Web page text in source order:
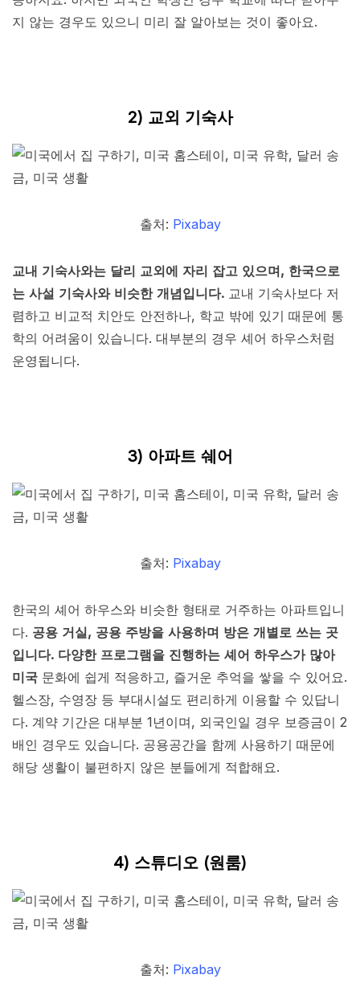
지 않는 경우도 있으니 미리 잘 알아보는 것이 좋아요.
2) 교외 기숙사
출처: Pixabay
교내 기숙사와는 달리 교외에 자리 잡고 있으며, 한국으로
는 사설 기숙사와 비슷한 개념입니다. 교내 기숙사보다 저
렴하고 비교적 치안도 안전하나, 학교 밖에 있기 때문에 통
학의 어려움이 있습니다. 대부분의 경우 셰어 하우스처럼
운영됩니다.
3) 아파트 쉐어
출처: Pixabay
한국의 셰어 하우스와 비슷한 형태로 거주하는 아파트입니
다. 공용 거실, 공용 주방을 사용하며 방은 개별로 쓰는 곳
입니다. 다양한 프로그램을 진행하는 셰어 하우스가 많아
미국 문화에 쉽게 적응하고, 즐거운 추억을 쌓을 수 있어요.
헬스장, 수영장 등 부대시설도 편리하게 이용할 수 있답니
다. 계약 기간은 대부분 1년이며, 외국인일 경우 보증금이 2
배인 경우도 있습니다. 공용공간을 함께 사용하기 때문에
해당 생활이 불편하지 않은 분들에게 적합해요.
4) 스튜디오 (원룸)
출처: Pixabay